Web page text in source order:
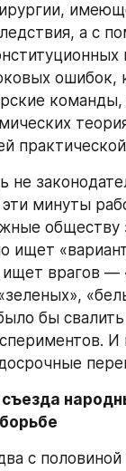
а с
ошибок,
команды,
не
минуты
обществу
ищет
ищет врагов —
бы
И
с половиной